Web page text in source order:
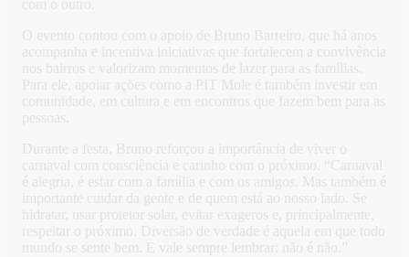
com o outro.
O evento contou com o apoio de Bruno Barreiro, que há anos
acompanha e incentiva iniciativas que fortalecem a convivência
nos bairros e valorizam momentos de lazer para as famílias.
Para ele, apoiar ações como a PIT Mole é também investir em
comunidade, em cultura e em encontros que fazem bem para as
pessoas.
Durante a festa, Bruno reforçou a importância de viver o
carnaval com consciência e carinho com o próximo. “Carnaval
é alegria, é estar com a família e com os amigos. Mas também é
importante cuidar da gente e de quem está ao nosso lado. Se
hidratar, usar protetor solar, evitar exageros e, principalmente,
respeitar o próximo. Diversão de verdade é aquela em que todo
mundo se sente bem. E vale sempre lembrar: não é não.”